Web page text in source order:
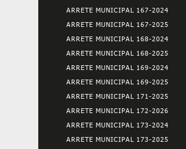
ARRETE MUNICIPAL 167-2024
ARRETE MUNICIPAL 167-2025
ARRETE MUNICIPAL 168-2024
ARRETE MUNICIPAL 168-2025
ARRETE MUNICIPAL 169-2024
ARRETE MUNICIPAL 169-2025
ARRETE MUNICIPAL 171-2025
ARRETE MUNICIPAL 172-2026
ARRETE MUNICIPAL 173-2024
ARRETE MUNICIPAL 173-2025